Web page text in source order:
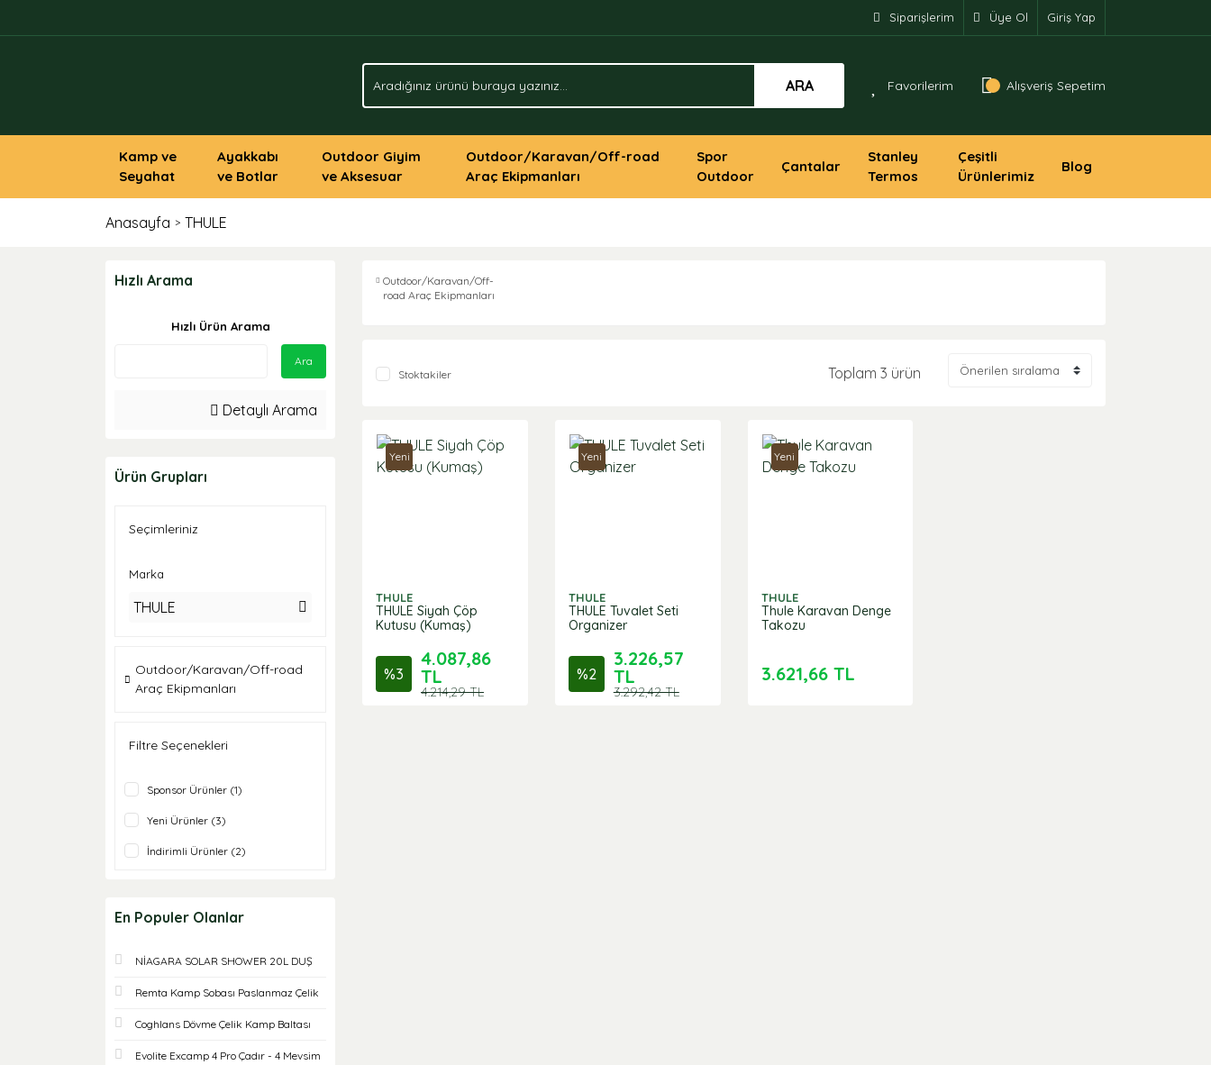
Siparişlerim Üye Ol Giriş Yap
ARA Favorilerim Alışveriş Sepetim
Kamp ve
Seyahat
Ayakkabı
ve Botlar
Outdoor Giyim
ve Aksesuar
Outdoor/Karavan/Off-road
Araç Ekipmanları
Spor
Outdoor
Çantalar
Stanley
Termos
Çeşitli
Ürünlerimiz
Blog
Anasayfa THULE
Hızlı Arama
Hızlı Ürün Arama
Ara
Detaylı Arama
Ürün Grupları
Seçimleriniz
Marka
THULE
Outdoor/Karavan/Off-road
Araç Ekipmanları
Filtre Seçenekleri
Sponsor Ürünler (1)
Yeni Ürünler (3)
İndirimli Ürünler (2)
En Populer Olanlar
NİAGARA SOLAR SHOWER 20L DUŞ
Remta Kamp Sobası Paslanmaz Çelik
Coghlans Dövme Çelik Kamp Baltası
Evolite Excamp 4 Pro Çadır - 4 Mevsim
Outdoor/Karavan/Off-
road Araç Ekipmanları
Stoktakiler Toplam 3 ürün
Yeni
THULE
THULE Siyah Çöp
Kutusu (Kumaş)
%3
4.087,86
TL
4.214,29 TL
Yeni
THULE
THULE Tuvalet Seti
Organizer
%2
3.226,57
TL
3.292,42 TL
Yeni
THULE
Thule Karavan Denge
Takozu
3.621,66 TL